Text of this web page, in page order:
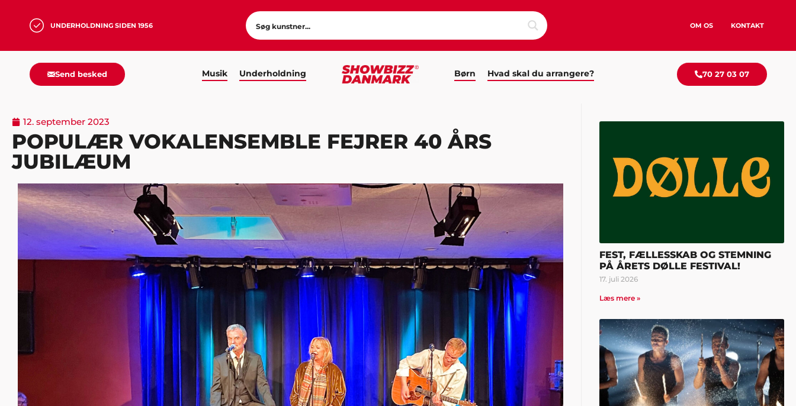
UNDERHOLDNING SIDEN 1956 OM OS KONTAKT
Send besked Musik Underholdning Børn Hvad skal du arrangere? 70 27 03 07
12. september 2023
POPULÆR VOKALENSEMBLE FEJRER 40 ÅRS
JUBILÆUM
FEST, FÆLLESSKAB OG STEMNING
PÅ ÅRETS DØLLE FESTIVAL!
17. juli 2026
Læs mere »